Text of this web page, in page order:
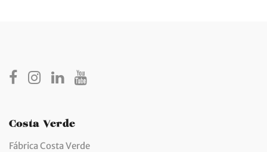
Costa Verde
Fábrica Costa Verde